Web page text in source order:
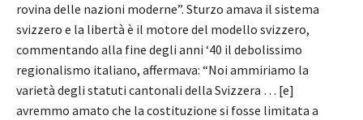
rovina delle nazioni moderne”. Sturzo amava il sistema
svizzero e la libertà è il motore del modello svizzero,
commentando alla fine degli anni ‘40 il debolissimo
regionalismo italiano, affermava: “Noi ammiriamo la
varietà degli statuti cantonali della Svizzera … [e]
avremmo amato che la costituzione si fosse limitata a